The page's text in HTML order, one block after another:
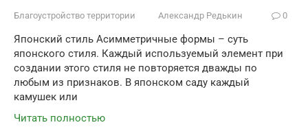
Благоустройство территории Александр Редькин 0
Японский стиль Асимметричные формы – суть
японского стиля. Каждый используемый элемент при
создании этого стиля не повторяется дважды по
любым из признаков. В японском саду каждый
камушек или
Читать полностью